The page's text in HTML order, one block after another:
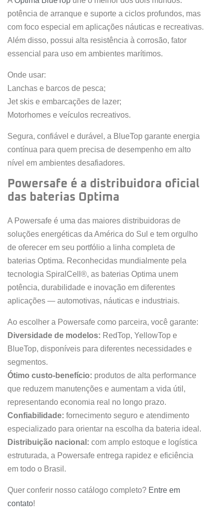
potência de arranque e suporte a ciclos profundos, mas
com foco especial em aplicações náuticas e recreativas.
Além disso, possui alta resistência à corrosão, fator
essencial para uso em ambientes marítimos.
Onde usar:
Lanchas e barcos de pesca;
Jet skis e embarcações de lazer;
Motorhomes e veículos recreativos.
Segura, confiável e durável, a BlueTop garante energia
contínua para quem precisa de desempenho em alto
nível em ambientes desafiadores.
Powersafe é a distribuidora oficial
das baterias Optima
A Powersafe é uma das maiores distribuidoras de
soluções energéticas da América do Sul e tem orgulho
de oferecer em seu portfólio a linha completa de
baterias Optima. Reconhecidas mundialmente pela
tecnologia SpiralCell®, as baterias Optima unem
potência, durabilidade e inovação em diferentes
aplicações — automotivas, náuticas e industriais.
Ao escolher a Powersafe como parceira, você garante:
Diversidade de modelos: RedTop, YellowTop e
BlueTop, disponíveis para diferentes necessidades e
segmentos.
Ótimo custo-benefício: produtos de alta performance
que reduzem manutenções e aumentam a vida útil,
representando economia real no longo prazo.
Confiabilidade: fornecimento seguro e atendimento
especializado para orientar na escolha da bateria ideal.
Distribuição nacional: com amplo estoque e logística
estruturada, a Powersafe entrega rapidez e eficiência
em todo o Brasil.
Quer conferir nosso catálogo completo? Entre em
contato!